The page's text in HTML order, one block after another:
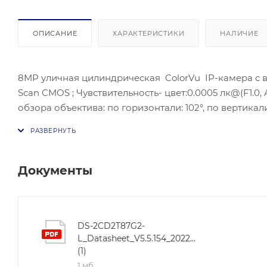
ОПИСАНИЕ ХАРАКТЕРИСТИКИ НАЛИЧИЕ
8MP уличная цилиндрическая ColorVu IP-камера с
Scan CMOS ; Чувствительность- цвет:0.0005
обзора объектива: по горизонтали: 102°, по
Connect;Защита- IP67;Рабочие условия:-30 °C to +60
Документы
DS-2CD2T87G2-
L_Datasheet_V5.5.154_20220114
(1)